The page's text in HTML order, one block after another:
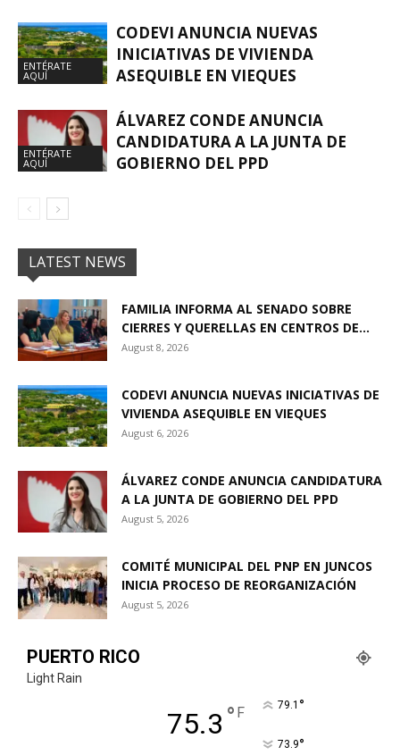
ENTÉRATE
AQUÍ
CODEVI ANUNCIA NUEVAS
INICIATIVAS DE VIVIENDA
ASEQUIBLE EN VIEQUES
ENTÉRATE
AQUÍ
ÁLVAREZ CONDE ANUNCIA
CANDIDATURA A LA JUNTA DE
GOBIERNO DEL PPD
LATEST NEWS
FAMILIA INFORMA AL SENADO SOBRE
CIERRES Y QUERELLAS EN CENTROS DE...
August 8, 2026
CODEVI ANUNCIA NUEVAS INICIATIVAS DE
VIVIENDA ASEQUIBLE EN VIEQUES
August 6, 2026
ÁLVAREZ CONDE ANUNCIA CANDIDATURA
A LA JUNTA DE GOBIERNO DEL PPD
August 5, 2026
COMITÉ MUNICIPAL DEL PNP EN JUNCOS
INICIA PROCESO DE REORGANIZACIÓN
August 5, 2026
PUERTO RICO
Light Rain
75.3 ° F 79.1 °
73.9°